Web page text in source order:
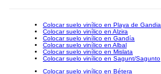
Colocar suelo vinílico en Playa de Gandia
Colocar suelo vinílico en Alzira
Colocar suelo vinílico en Gandía
Colocar suelo vinílico en Albal
Colocar suelo vinílico en Mislata
Colocar suelo vinílico en Sagunt/Sagunto
Colocar suelo vinílico en Bétera